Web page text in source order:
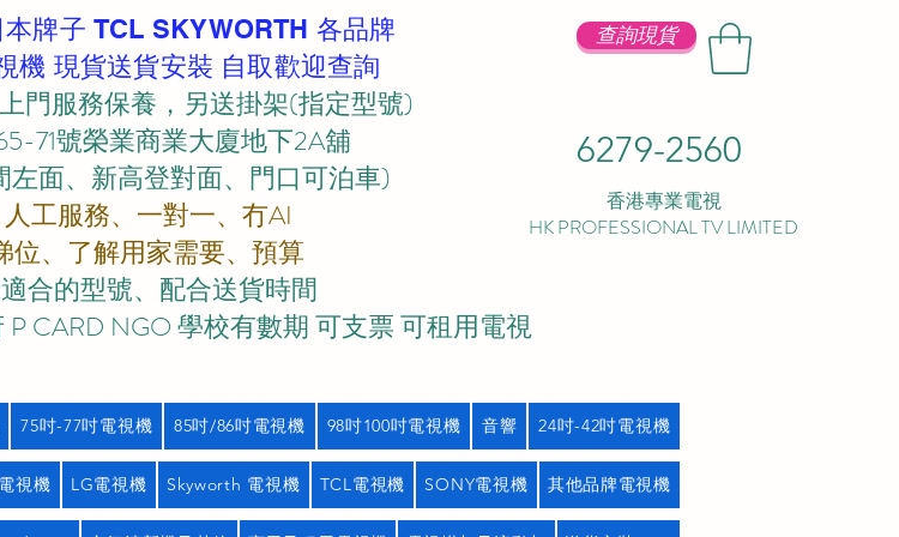
查詢現貨
6279-2560
香港專業電視
HK PROFESSIONAL TV LIMITED
牌子 TCL SKYWORTH 各品牌
機 現貨送貨安裝 自取歡迎查詢
門服務保養，另送掛架(指定型號)
71號榮業商業大廈地下2A舖
面、新高登對面、門口可泊車)
人工服務、一對一、冇AI
位、了解用家需要、預算
合的型號、配合送貨時間
CARD NGO 學校有數期 可支票 可租用電視
75吋-77吋電視機 85吋/86吋電視機 98吋100吋電視機 音響 24吋-42吋電視機
視機 LG電視機 Skyworth 電視機 TCL電視機 SONY電視機 其他品牌電視機